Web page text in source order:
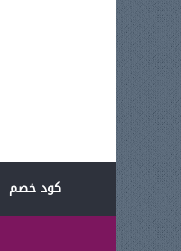
كود خصم